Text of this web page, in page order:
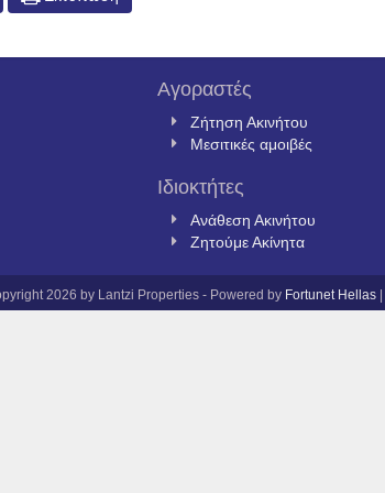
Αγοραστές
Ζήτηση Ακινήτου
Μεσιτικές αμοιβές
Ιδιοκτήτες
Ανάθεση Ακινήτου
Ζητούμε Ακίνητα
2026 by Lantzi Properties - Powered by Fortunet Hellas